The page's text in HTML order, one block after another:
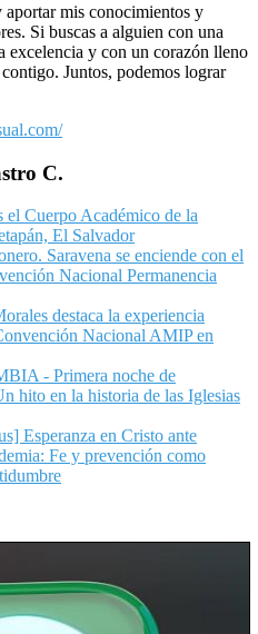
mis conocimientos y
Si buscas a alguien con una
excelencia y con un corazón lleno
Juntos, podemos lograr
C.
Cuerpo Académico de la
El Salvador
Saravena se enciende con el
Nacional Permanencia
destaca la experiencia
Nacional AMIP en
- Primera noche de
hito en la historia de las Iglesias
Esperanza en Cristo ante
Fe y prevención como